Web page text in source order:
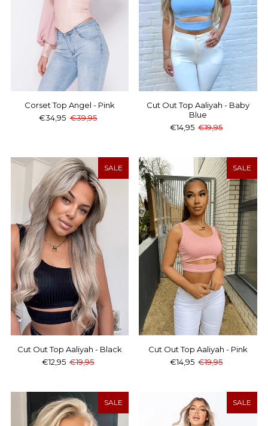
Corset Top Angel - Pink
€34,95 €39,95
Cut Out Top Aaliyah - Baby
Blue
€14,95 €19,95
SALE
Cut Out Top Aaliyah - Black
€12,95 €19,95
SALE
Cut Out Top Aaliyah - Pink
€14,95 €19,95
SALE SALE